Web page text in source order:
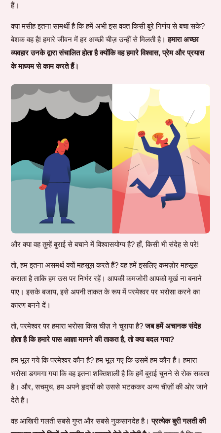
हैं।
क्या मसीह इतना सामर्थी है कि हमें अभी इस वक्त किसी बुरे निर्णय से बचा सके?
बेशक वह है! हमारे जीवन में हर अच्छी चीज़ उन्हीं से मिलती है।हमारा अच्छा
व्यवहार उनके द्वारा संचालित होता है क्योंकि वह हमारे विश्वास, प्रेम और प्रयास
के माध्यम से काम करते हैं।
और क्या वह तुम्हें बुराई से बचाने में विश्वासयोग्य है? हाँ, किसी भी संदेह से परे!
तो, हम इतना असमर्थ क्यों महसूस करते हैं? वह हमें इसलिए कमज़ोर महसूस
कराता है ताकि हम उस पर निर्भर रहें। आपकी कमजोरी आपको मूर्ख ना बनाने
पाए। इसके बजाय, इसे अपनी ताकत के रूप में परमेश्वर पर भरोसा करने का
कारण बनने दें।
तो, परमेश्वर पर हमारा भरोसा किस चीज़ ने चुराया है?जब हमें अचानक संदेह
होता है कि हमारे पास आज्ञा मानने की ताकत है, तो क्या बदल गया?
हम भूल गये कि परमेश्वर कौन है? हम भूल गए कि उसमें हम कौन हैं। हमारा
भरोसा डगमगा गया कि वह इतना शक्तिशाली है कि हमें बुराई चुनने से रोक सकता
है। और, सचमुच, हम अपने हृदयों को उससे भटककर अन्य चीज़ों की ओर जाने
देते हैं।
वह आखिरी गलती सबसे गुप्त और सबसे नुकसानदेह है।प्रत्येक बुरी गलती की